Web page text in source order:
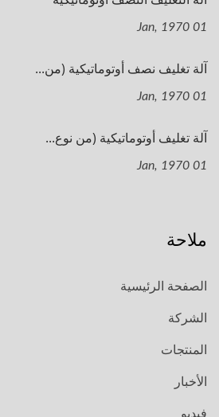
01 Jan, 1970
آلة تغليف نصف أوتوماتيكية (من...
01 Jan, 1970
آلة تغليف أوتوماتيكية (من نوع...
01 Jan, 1970
ملاحة
الصفحة الرئيسية
الشركة
المنتجات
الأخبار
فيديو